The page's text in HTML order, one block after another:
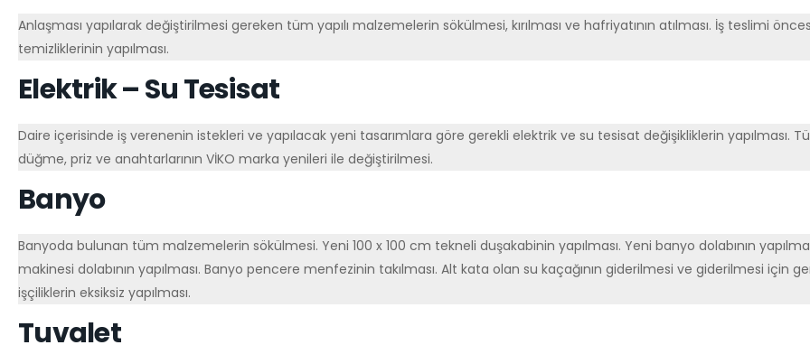
Anlaşması yapılarak değiştirilmesi gereken tüm yapılı malzemelerin sökülmesi, kırılması ve hafriyatının atılması. İş teslimi
temizliklerinin yapılması.
Elektrik – Su Tesisat
Daire içerisinde iş verenenin istekleri ve yapılacak yeni tasarımlara göre gerekli elektrik ve su tesisat değişikliklerin yapılması.
düğme, priz ve anahtarlarının VİKO marka yenileri ile değiştirilmesi.
Banyo
Banyoda bulunan tüm malzemelerin sökülmesi. Yeni 100 x 100 cm tekneli duşakabinin yapılması. Yeni banyo dolabının
makinesi dolabının yapılması. Banyo pencere menfezinin takılması. Alt kata olan su kaçağının giderilmesi ve giderilmesi için
işçiliklerin eksiksiz yapılması.
Tuvalet